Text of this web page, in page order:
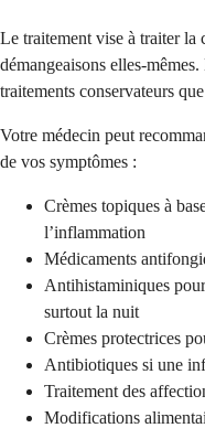
Le traitement vise à traiter la
démangeaisons elles-
traitements conservateurs
Votre médecin peut
de vos symptômes :
Crèmes topiques à
l’inflammation
Médicaments
Antihistaminiques
surtout la nuit
Crèmes protectrices
Antibiotiques si une
Traitement des
Modifications